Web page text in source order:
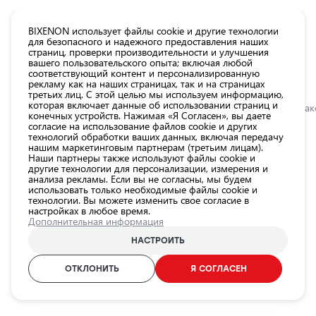
Главная Категории Магазин Автомобильные аксессуары Другие
LED лампа для чтения в машине,
работает от прикуривателя,
3000К, 18Лм, IP20, Onyx Copilot
ID продукта:21-0543
EAN-код:4052899077270
Все
товары
магазина
Магазин
Лампы для
автомобильных
Внешнее
освещение
автомобиля
Освещение
автомобиля
Аксессуары
BIXENON использует файлы cookie и другие технологии
для безопасного и надежного предоставления наших
страниц, проверки производительности и улучшения
вашего пользовательского опыта; включая любой
соответствующий контент и персонализированную
рекламу как на наших страницах, так и на страницах
третьих лиц. С этой целью мы используем информацию,
которая включает данные об использовании страниц и
конечных устройств. Нажимая «Я Согласен», вы даете
согласие на использование файлов cookie и других
технологий обработки ваших данных, включая передачу
нашим маркетинговым партнерам (третьим лицам).
Наши партнеры также используют файлы cookie и
другие технологии для персонализации, измерения и
анализа рекламы. Если вы не согласны, мы будем
использовать только необходимые файлы cookie и
технологии. Вы можете изменить свое согласие в
настройках в любое время.
Дополнительная информация
НАСТРОИТЬ
ОТКЛОНИТЬ Я СОГЛАСЕН